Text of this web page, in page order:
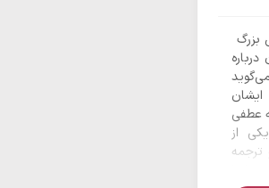
بزرگ
عطفی
از